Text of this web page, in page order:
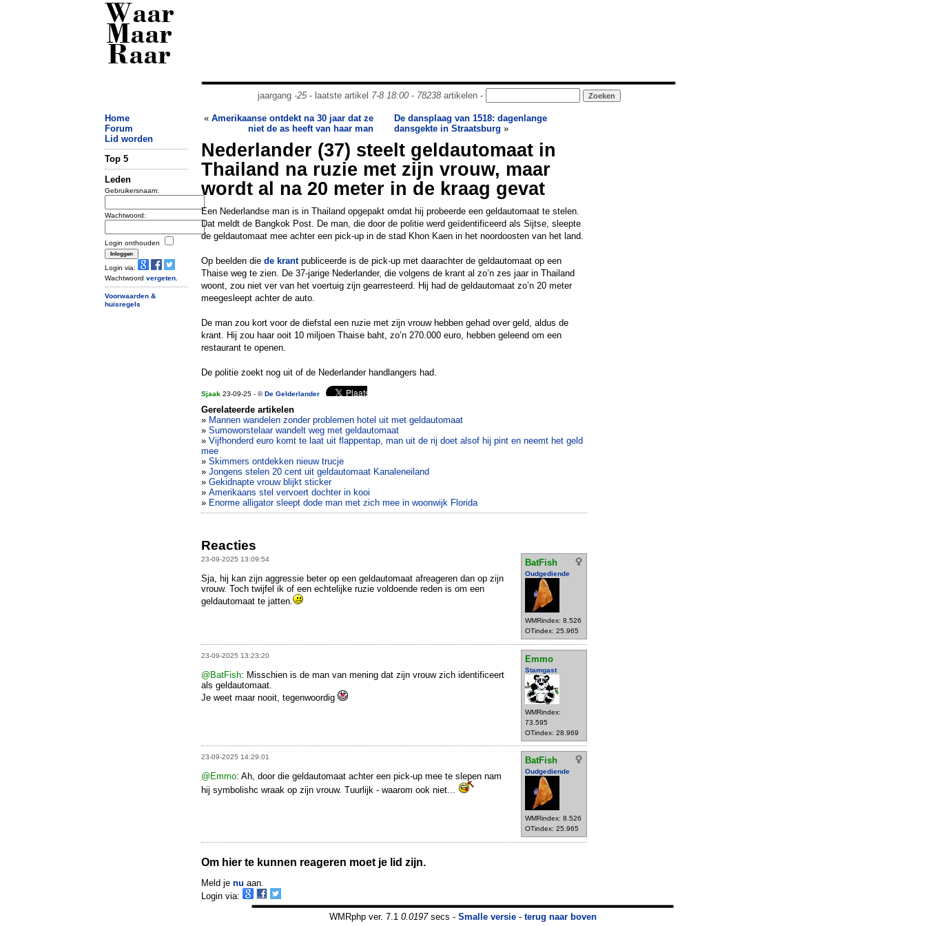
Waar
Maar
Raar
jaargang -25- laatste artikel 7-8 18:00- 78238artikelen -
Home
Forum
Lid worden
Top 5
Leden
Gebruikersnaam:
Wachtwoord:
Login onthouden
Login via:
Wachtwoord vergeten
Voorwaarden &
huisregels
« Amerikaanse ontdekt na 30 jaar dat ze
niet de as heeft van haar man
De dansplaag van 1518: dagenlange
dansgekte in Straatsburg »
Nederlander (37) steelt geldautomaat in
Thailand na ruzie met zijn vrouw, maar
wordt al na 20 meter in de kraag gevat
Een Nederlandse man is in Thailand opgepakt omdat hij probeerde een geldautomaat te stelen.
Dat meldt de Bangkok Post. De man, die door de politie werd geïdentificeerd als Sijtse, sleepte
de geldautomaat mee achter een pick-up in de stad Khon Kaen in het noordoosten van het land.
Op beelden die de krantpubliceerde is de pick-up met daarachter de geldautomaat op een
Thaise weg te zien. De 37-jarige Nederlander, die volgens de krant al zo’n zes jaar in Thailand
woont, zou niet ver van het voertuig zijn gearresteerd. Hij had de geldautomaat zo’n 20 meter
meegesleept achter de auto.
De man zou kort voor de diefstal een ruzie met zijn vrouw hebben gehad over geld, aldus de
krant. Hij zou haar ooit 10 miljoen Thaise baht, zo’n 270.000 euro, hebben geleend om een
restaurant te openen.
De politie zoekt nog uit of de Nederlander handlangers had.
Sjaak 23-09-25 - ©De Gelderlander
Gerelateerde artikelen
» Mannen wandelen zonder problemen hotel uit met geldautomaat
» Sumoworstelaar wandelt weg met geldautomaat
» Vijfhonderd euro komt te laat uit flappentap, man uit de rij doet alsof hij pint en neemt het geld
mee
» Skimmers ontdekken nieuw trucje
» Jongens stelen 20 cent uit geldautomaat Kanaleneiland
» Gekidnapte vrouw blijkt sticker
» Amerikaans stel vervoert dochter in kooi
» Enorme alligator sleept dode man met zich mee in woonwijk Florida
Reacties
23-09-2025 13:09:54 BatFish
Oudgediende
WMRindex: 8.526
OTindex: 25.965
Sja, hij kan zijn aggressie beter op een geldautomaat afreageren dan op zijn
vrouw. Toch twijfel ik of een echtelijke ruzie voldoende reden is om een
geldautomaat te jatten.
23-09-2025 13:23:20 Emmo
Stamgast
WMRindex:
73.595
OTindex: 28.969
@BatFish: Misschien is de man van mening dat zijn vrouw zich identificeert
als geldautomaat.
Je weet maar nooit, tegenwoordig
23-09-2025 14:29:01 BatFish
Oudgediende
WMRindex: 8.526
OTindex: 25.965
@Emmo: Ah, door die geldautomaat achter een pick-up mee te slepen nam
hij symbolishc wraak op zijn vrouw. Tuurlijk - waarom ook niet...
Om hier te kunnen reageren moet je lid zijn.
Meld je nu aan.
Login via:
WMRphp ver. 7.1 0.0197secs - Smalle versie - terug naar boven